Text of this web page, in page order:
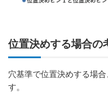
位置決めする場合の
穴基準で位置決めする場
す。